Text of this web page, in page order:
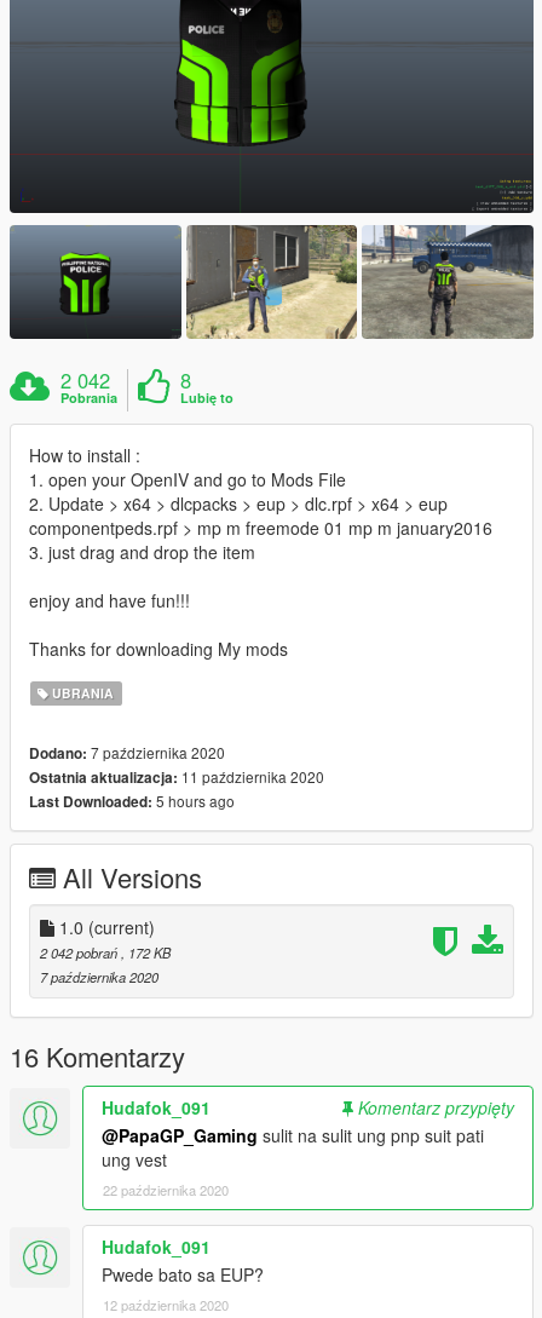
2 042
Pobrania
8
Lubię to
How to install :
1. open your OpenIV and go to Mods File
2. Update > x64 > dlcpacks > eup > dlc.rpf > x64 > eup
componentpeds.rpf > mp m freemode 01 mp m january2016
3. just drag and drop the item
enjoy and have fun!!!
Thanks for downloading My mods
UBRANIA
Dodano: 7 października 2020
Ostatnia aktualizacja: 11 października 2020
Last Downloaded: 5 hours ago
All Versions
1.0 (current)
2 042 pobrań
, 172 KB
7 października 2020
16 Komentarzy
Hudafok_091
Komentarz przypięty
@PapaGP_Gaming sulit na sulit ung pnp suit pati
ung vest
22 października 2020
Hudafok_091
Pwede bato sa EUP?
12 października 2020